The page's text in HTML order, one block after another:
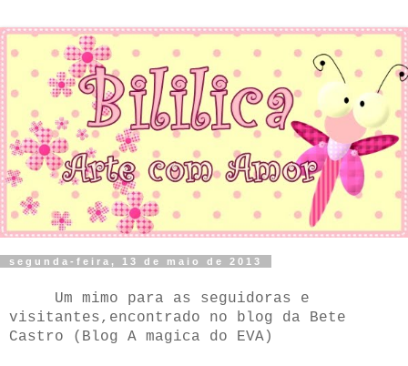
segunda-feira, 13 de maio de 2013
Um mimo para as seguidoras e
visitantes,encontrado no blog da Bete
Castro (Blog A magica do EVA)